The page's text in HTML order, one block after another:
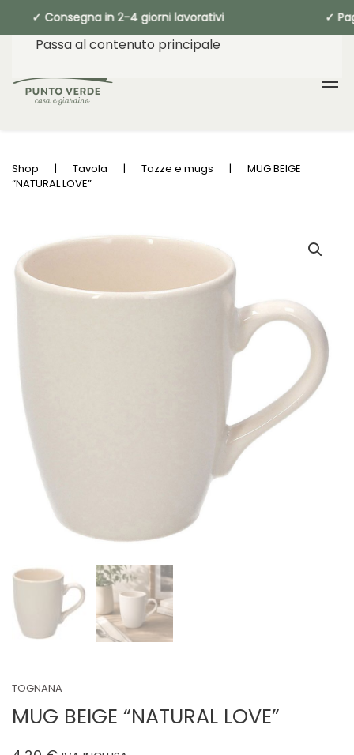
Consegna in 2-4 giorni lavorativi ✓
Passa al contenuto principale
Shop Tavola Tazze e mugs
MUG BEIGE
“NATURAL LOVE”
TOGNANA
MUG BEIGE “NATURAL LOVE”